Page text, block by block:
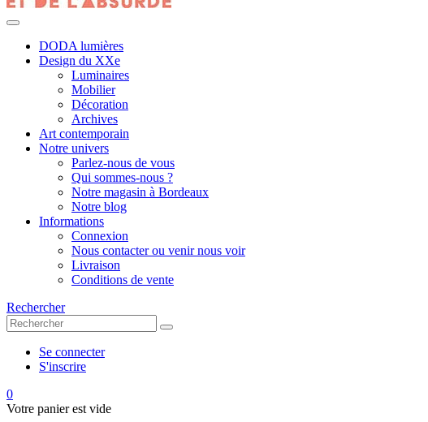
DODA lumières
Design du XXe
Luminaires
Mobilier
Décoration
Archives
Art contemporain
Notre univers
Parlez-nous de vous
Qui sommes-nous ?
Notre magasin à Bordeaux
Notre blog
Informations
Connexion
Nous contacter ou venir nous voir
Livraison
Conditions de vente
Rechercher
Se connecter
S'inscrire
0
Votre panier est vide